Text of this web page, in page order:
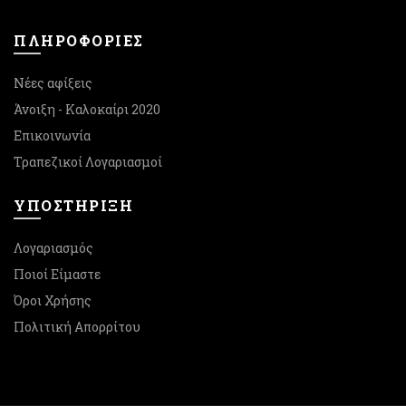
ΠΛΗΡΟΦΟΡΙΕΣ
Νέες αφίξεις
Άνοιξη - Καλοκαίρι 2020
Επικοινωνία
Τραπεζικοί Λογαριασμοί
ΥΠΟΣΤΉΡΙΞΗ
Λογαριασμός
Ποιοί Είμαστε
Όροι Χρήσης
Πολιτική Απορρίτου